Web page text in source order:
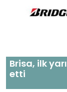
Brisa, ilk
etti